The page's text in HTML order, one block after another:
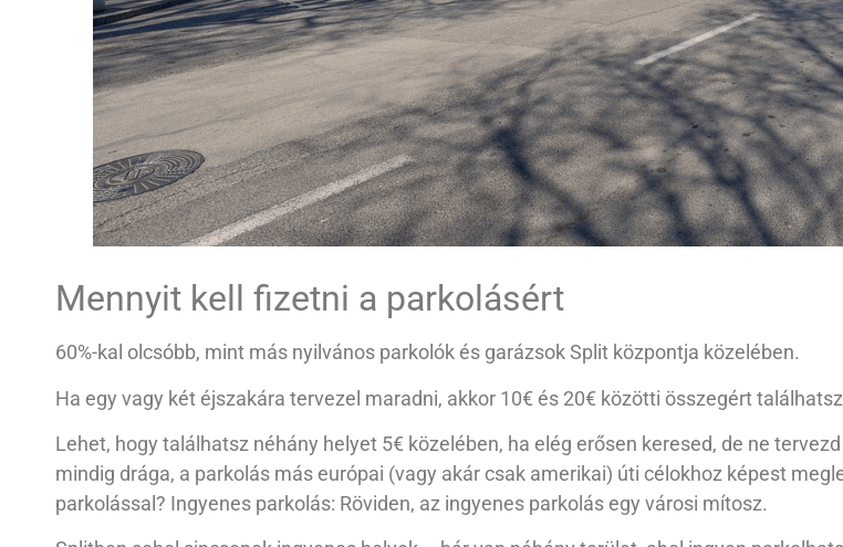
Mennyit kell fizetni a parkolásért
60%-kal olcsóbb, mint más nyilvános parkolók és garázsok Split központja közelében.
Ha egy vagy két éjszakára tervezel maradni, akkor 10€ és 20€ közötti összegért
Lehet, hogy találhatsz néhány helyet 5€ közelében, ha elég erősen keresed, de ne
mindig drága, a parkolás más európai (vagy akár csak amerikai) úti célokhoz képest
parkolással? Ingyenes parkolás: Röviden, az ingyenes parkolás egy városi mítosz.